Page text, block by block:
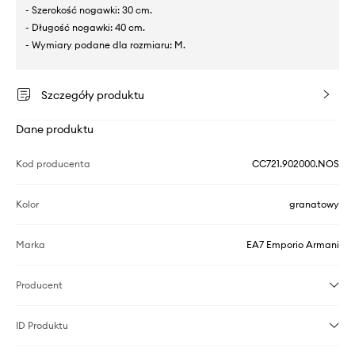
- Szerokość nogawki: 30 cm.
- Długość nogawki: 40 cm.
- Wymiary podane dla rozmiaru: M.
Szczegóły produktu
Dane produktu
Kod producenta CC721.902000.NOS
Kolor granatowy
Marka EA7 Emporio Armani
Producent
ID Produktu